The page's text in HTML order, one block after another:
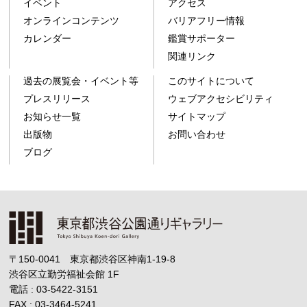
イベント
オンラインコンテンツ
カレンダー
アクセス
バリアフリー情報
鑑賞サポーター
関連リンク
過去の展覧会・イベント等
プレスリリース
お知らせ一覧
出版物
ブログ
このサイトについて
ウェブアクセシビリティ
サイトマップ
お問い合わせ
〒150-0041 東京都渋谷区神南1-19-8
渋谷区立勤労福祉会館 1F
電話 : 03-5422-3151
FAX : 03-3464-5241